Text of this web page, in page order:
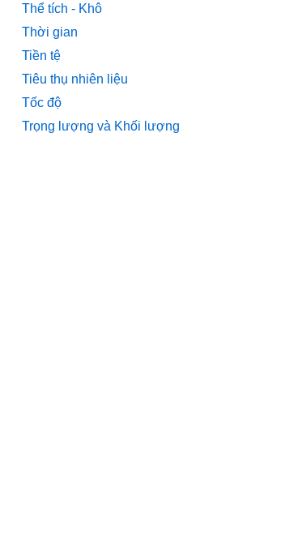
Thể tích - Khô
Thời gian
Tiền tệ
Tiêu thụ nhiên liệu
Tốc độ
Trọng lượng và Khối lượng